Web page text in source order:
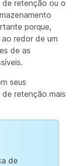
de retenção ou o
porque,
redor de um
de as
seus
retenção mais
de